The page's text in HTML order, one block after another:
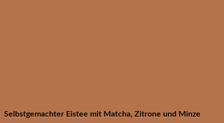
Selbstgemachter Eistee mit Matcha, Zitrone und Minze